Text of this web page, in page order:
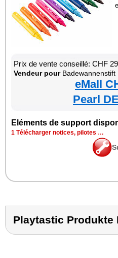
Prix de vente conseillé: CHF
Vendeur pourBadewannenstift
eMall
Pearl
Eléments de support
1 Télécharger notices, pilotes …
Playtastic Produkte